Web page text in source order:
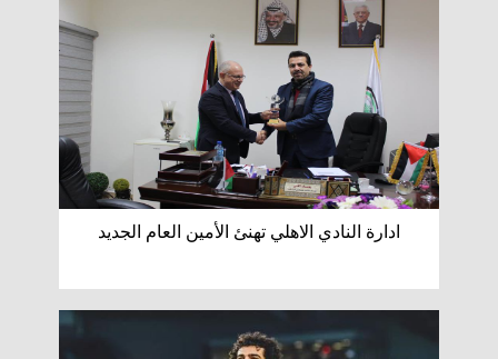
ادارة النادي الاهلي تهنئ الأمين العام الجديد